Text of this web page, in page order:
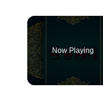
Now Playing